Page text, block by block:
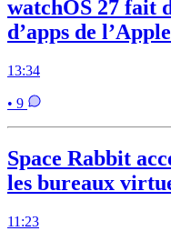
watchOS 27 fait
d’apps de
13:34
• 9
Space Rabbit
les bureaux
11:23